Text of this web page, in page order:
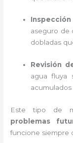
aseguro de
dobladas
Revisión
agua fluya
Este tipo de
problemas
funcione siempre